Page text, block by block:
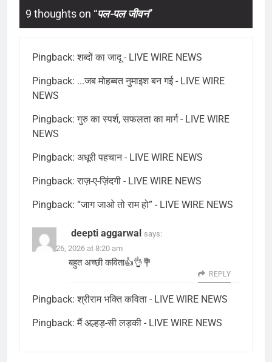
9 thoughts on “पल-पल जीवन”
Pingback:शब्दों का जादू - LIVE WIRE NEWS
Pingback: ...जब मोहब्बत नुमाइश बन गई - LIVE WIRE
NEWS
Pingback:गुरु का स्पर्श, सफलता का मार्ग - LIVE WIRE
NEWS
Pingback: अधूरी पहचान - LIVE WIRE NEWS
Pingback:राज़-ए-ज़िंदगी - LIVE WIRE NEWS
Pingback: “जाग जाओ तो राम हो” - LIVE WIRE NEWS
deepti aggarwal says:
March 26, 2026 at 8:20 am
बहुत अच्छी कविता👍👌💐
REPLY
Pingback:श्रीराम भक्ति कविता - LIVE WIRE NEWS
Pingback:मैं अल्हड़-सी लड़की - LIVE WIRE NEWS